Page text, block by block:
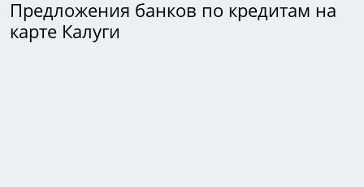
Предложения банков по кредитам на
карте Калуги